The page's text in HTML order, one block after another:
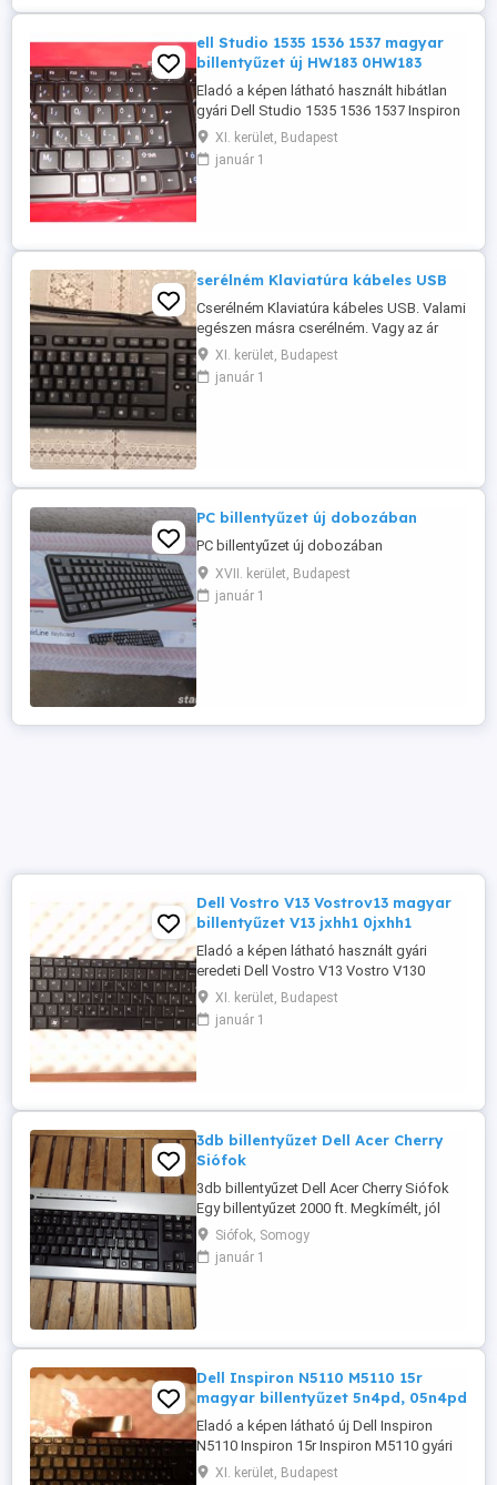
ell Studio 1535 1536 1537 magyar
billentyűzet új HW183 0HW183
Eladó a képen látható használt hibátlan
gyári Dell Studio 1535 1536 1537 Inspiron
1435 gyári dell magyar billentyűzet,
keyboard, fekete színben! Magyar
kiosztású Qwertz billentyűzet Gyári szám
functional ...
XI. kerület, Budapest
január 1
serélném Klaviatúra kábeles USB
Cserélném Klaviatúra kábeles USB. Valami
egészen másra cserélném. Vagy az ár
megegyezés kérdése. Nem használt. #
USB csatlakozós klaviatúra. # USB
csatlakozós billentyűzet
XI. kerület, Budapest
január 1
PC billentyűzet új dobozában
PC billentyűzet új dobozában
XVII. kerület, Budapest
január 1
Dell Vostro V13 Vostrov13 magyar
billentyűzet V13 jxhh1 0jxhh1
Eladó a képen látható használt gyári
eredeti Dell Vostro V13 Vostro V130
Latitude L13 gyári dell fekete színű (hun)
magyar billentyűzet / magyar billentyű! A
gombok kissé ki vannak fényesedve
XI. kerület, Budapest
január 1
3db billentyűzet Dell Acer Cherry
Siófok
3db billentyűzet Dell Acer Cherry Siófok
Egy billentyűzet 2000 ft. Megkímélt, jól
működő állapotban! Siófokon
kipróbálható! Vagy előreutalással
postázhatom! Ne írj! Telefonon vagy
Siófok, Somogy
január 1
Dell Inspiron N5110 M5110 15r
magyar billentyűzet 5n4pd, 05n4pd
Eladó a képen látható új Dell Inspiron
N5110 Inspiron 15r Inspiron M5110 gyári
dell magyar billentyűzet, keyboard, fekete
XI. kerület, Budapest